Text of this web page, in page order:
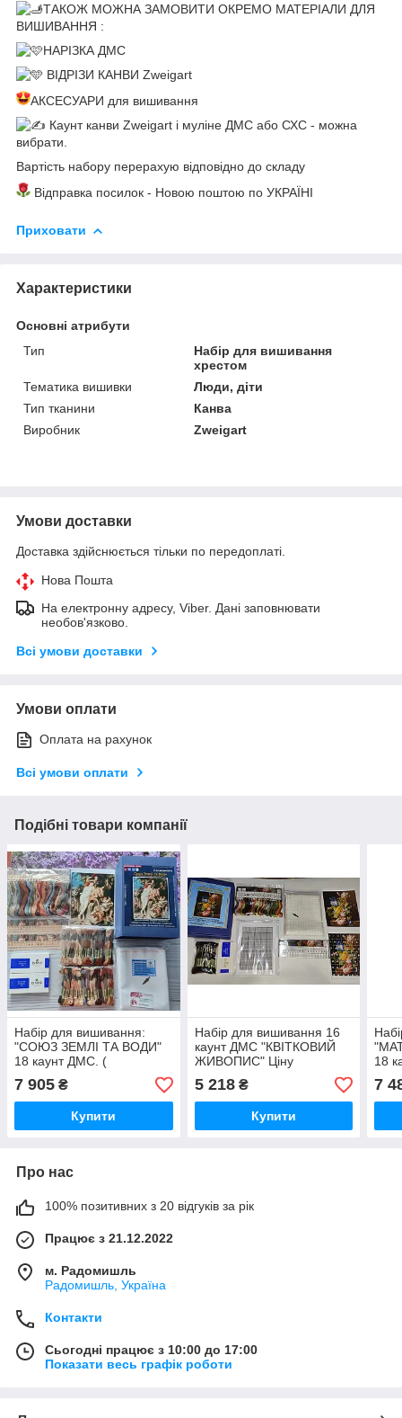
ТАКОЖ МОЖНА ЗАМОВИТИ ОКРЕМО МАТЕРІАЛИ ДЛЯ
ВИШИВАННЯ :
НАРІЗКА ДМС
ВІДРІЗИ КАНВИ Zweigart
АКСЕСУАРИ для вишивання
Каунт канви Zweigart і муліне ДМС або СХС - можна
вибрати.
Вартість набору перерахую відповідно до складу
Відправка посилок - Новою поштою по УКРАЇНІ
Приховати
Характеристики
Основні атрибути
Тип
Набір для вишивання
хрестом
Тематика вишивки
Люди, діти
Тип тканини
Канва
Виробник
Zweigart
Умови доставки
Доставка здійснюється тільки по передоплаті.
Нова Пошта
На електронну адресу, Viber. Дані заповнювати
необов'язково.
Всі умови доставки
Умови оплати
Оплата на рахунок
Всі умови оплати
Подібні товари компанії
Набір для вишивання:
"СОЮЗ ЗЕМЛІ ТА ВОДИ"
18 каунт ДМС. (
УТОЧНЮЙТЕ ЦІНУ ПЕРЕД
ОПЛАТОЮ)
7 905 ₴
Купити
Набір для вишивання 16
каунт ДМС "КВІТКОВИЙ
ЖИВОПИС" Ціну
уточнюйте
5 218₴
Купити
18
7
Про нас
100% позитивних з 20 відгуків за рік
Працює з 21.12.2022
м. Радомишль
Радомишль, Україна
Контакти
Сьогодні працює з 10:00 до 17:00
Показати весь графік роботи